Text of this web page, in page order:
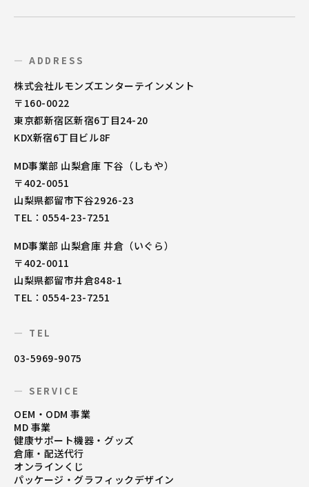
— ADDRESS
株式会社ルモンズエンターテインメント
〒160-0022
東京都新宿区新宿6丁目24-20
KDX新宿6丁目ビル8F
MD事業部 山梨倉庫 下谷（しもや）
〒402-0051
山梨県都留市下谷2926-23
TEL：0554-23-7251
MD事業部 山梨倉庫 井倉（いぐら）
〒402-0011
山梨県都留市井倉848-1
TEL：0554-23-7251
— TEL
03-5969-9075
— SERVICE
OEM・ODM 事業
MD 事業
健康サポート機器・グッズ
倉庫・配送代行
オンラインくじ
パッケージ・グラフィックデザイン